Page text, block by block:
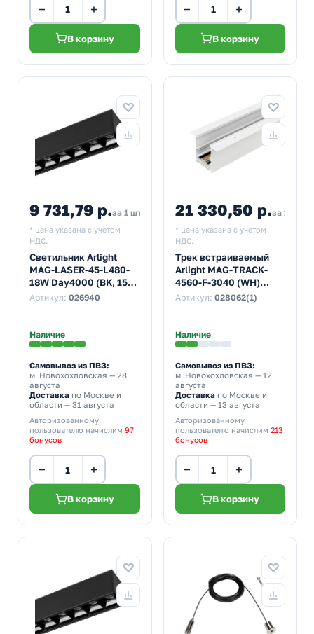
− +
В корзину
− +
В корзину
9 731,79 р.за 1 шт
* цена указана с учетом
НДС.
Светильник Arlight
MAG-LASER-45-L480-
18W Day4000 (BK, 15
deg, 24V)
Артикул: 026940
Наличие
Самовывоз из ПВЗ:
м. Новохохловская — 28
августа
Доставка по Москве и
области — 31 августа
Авторизованному
пользователю начислим 97
бонусов
− +
В корзину
21 330,50 р.за 1 шт
* цена указана с учетом
НДС.
Трек встраиваемый
Arlight MAG-TRACK-
4560-F-3040 (WH)
(ARL, IP20 Металл, 3
Артикул: 028062(1)
Наличие
Самовывоз из ПВЗ:
м. Новохохловская — 12
августа
Доставкапо Москве и
области — 13 августа
Авторизованному
пользователю начислим 213
бонусов
− +
В корзину